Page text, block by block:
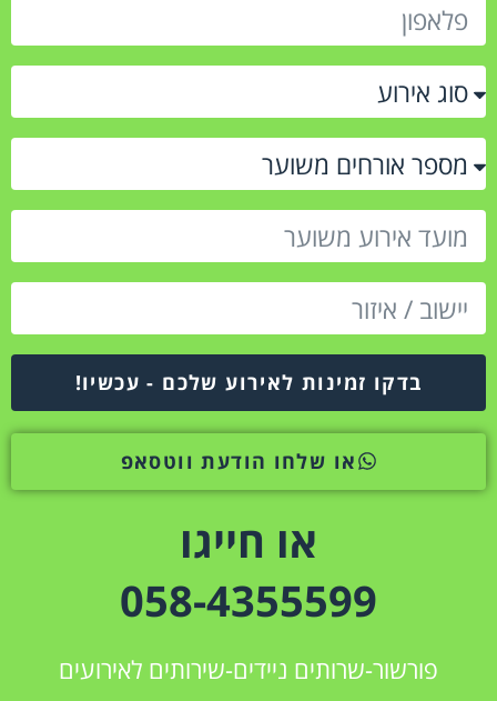
בדקו זמינות לאירוע שלכם - עכשיו!
או שלחו הודעת ווטסאפ
או חייגו
058-4355599
פורשור-שרותים ניידים-שירותים לאירועים